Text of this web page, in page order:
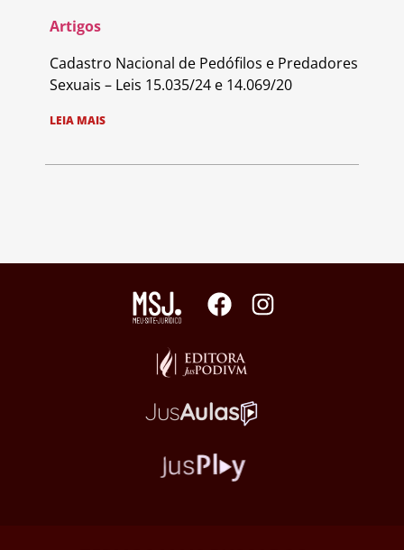
Artigos
Cadastro Nacional de Pedófilos e Predadores
Sexuais – Leis 15.035/24 e 14.069/20
LEIA MAIS